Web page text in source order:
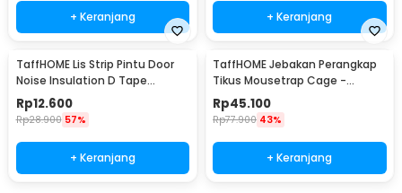
+ Keranjang + Keranjang
TaffHOME Lis Strip Pintu Door
Noise Insulation D Tape
9x6mm 10M - KK-062
Rp12.600
Rp28.900 57%
+ Keranjang
TaffHOME Jebakan Perangkap
Tikus Mousetrap Cage -
HU1999
Rp45.100
Rp77.900 43%
+ Keranjang